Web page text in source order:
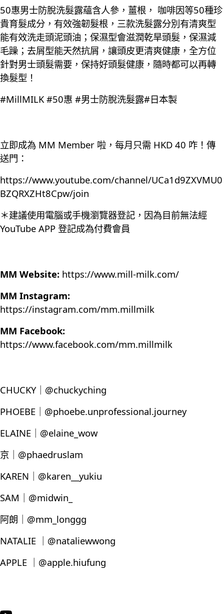
50惠男士防脫洗髮露蘊含人參，薑根， 咖啡因等50種珍
貴育髮成分，有效強韌髮根，三款洗髮露分別有清爽型
能有效洗走頭泥頭油；保濕型會滋潤乾旱頭髮，保濕減
毛躁；去屑型能天然抗屑，讓頭皮更清爽健康，全方位
針對男士頭髮需要，保持好頭髮健康，隨時都可以再轉
換髮型！
#MillMILK #50惠 #男士防脫洗髮露#日本製
立即成為 MM Member 啦，每月只需 HKD 40 咋！傳
送門：
https://www.youtube.com/channel/UCa1d9ZXVMU0
BZQRXZHt8Cpw/join
＊建議使用電腦或手機瀏覽器登記，因為目前無法經
YouTube APP 登記成為付費會員
MM Website: https://www.mill-milk.com/
MM Instagram:
https://instagram.com/mm.millmilk
MM Facebook:
https://www.facebook.com/mm.millmilk
CHUCKY｜@chuckyching
PHOEBE｜@phoebe.unprofessional.journey
ELAINE｜@elaine_wow
京｜@phaedruslam
KAREN｜@karen__yukiu
SAM｜@midwin_
阿朗｜@mm_longgg
NATALIE ｜@nataliewwong
APPLE ｜@apple.hiufung